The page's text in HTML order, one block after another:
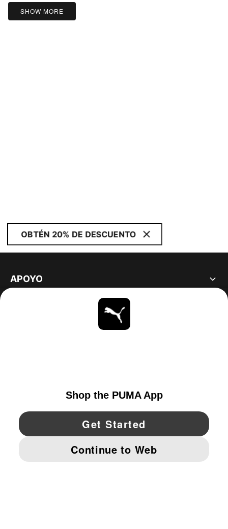
SHOW MORE
OBTÉN 20% DE DESCUENTO
APOYO
YouTube Twitter Pinterest
IMPRINT AND LEGAL DATA